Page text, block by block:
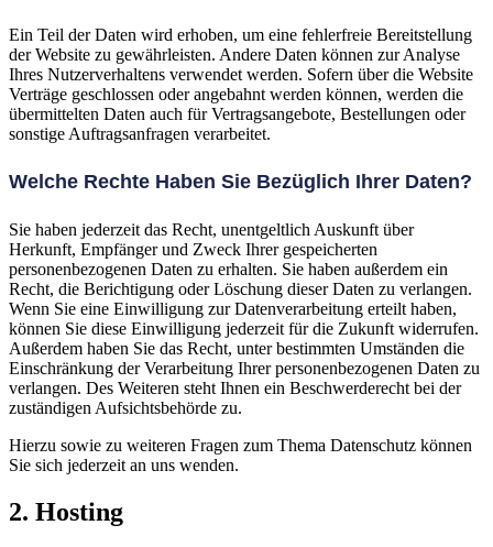
Ein Teil der Daten wird erhoben, um eine fehlerfreie Bereitstellung
der Website zu gewährleisten. Andere Daten können zur Analyse
Ihres Nutzerverhaltens verwendet werden. Sofern über die Website
Verträge geschlossen oder angebahnt werden können, werden die
übermittelten Daten auch für Vertragsangebote, Bestellungen oder
sonstige Auftragsanfragen verarbeitet.
Welche Rechte Haben Sie Bezüglich Ihrer Daten?
Sie haben jederzeit das Recht, unentgeltlich Auskunft über
Herkunft, Empfänger und Zweck Ihrer gespeicherten
personenbezogenen Daten zu erhalten. Sie haben außerdem ein
Recht, die Berichtigung oder Löschung dieser Daten zu verlangen.
Wenn Sie eine Einwilligung zur Datenverarbeitung erteilt haben,
können Sie diese Einwilligung jederzeit für die Zukunft widerrufen.
Außerdem haben Sie das Recht, unter bestimmten Umständen die
Einschränkung der Verarbeitung Ihrer personenbezogenen Daten zu
verlangen. Des Weiteren steht Ihnen ein Beschwerderecht bei der
zuständigen Aufsichtsbehörde zu.
Hierzu sowie zu weiteren Fragen zum Thema Datenschutz können
Sie sich jederzeit an uns wenden.
2. Hosting